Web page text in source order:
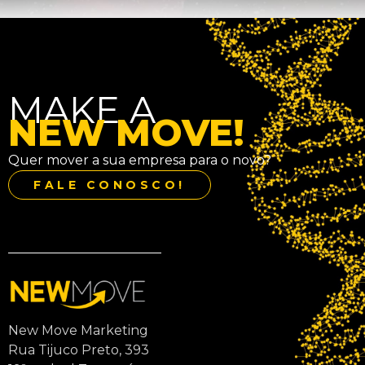
MAKE A
NEW MOVE!
Quer mover a sua empresa para o novo?
FALE CONOSCO!
New Move Marketing
Rua Tijuco Preto, 393